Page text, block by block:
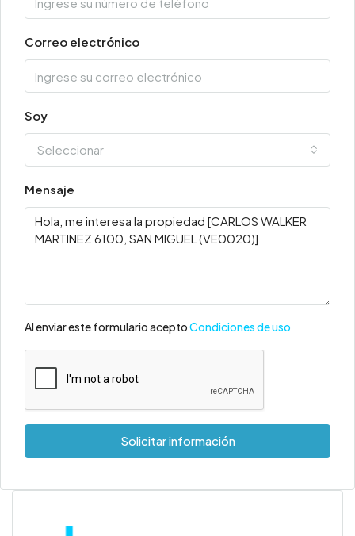
Correo electrónico
Soy
Seleccionar
Mensaje
Al enviar este formulario aceptoCondiciones de uso
Solicitar información